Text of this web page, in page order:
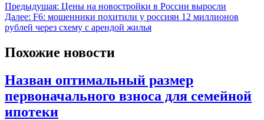
Предыдущая: Цены на новостройки в России выросли
Далее: F6: мошенники похитили у россиян 12 миллионов
рублей через схему с арендой жилья
Похожие новости
Назван оптимальный размер
первоначального взноса для семейной
ипотеки